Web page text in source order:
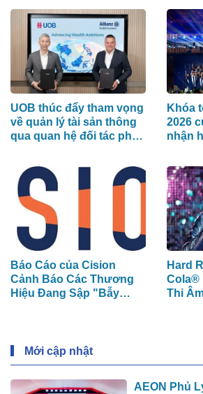
các biện pháp bảo vệ xã
Tranh
100
UOB thúc đẩy tham vọng
về quản lý tài sản thông
qua quan hệ đối tác phân
Allianz Global Investors
Khóa
2026
nhận
trung
34,5
Báo Cáo của Cision
Cảnh Báo Các Thương
Hiệu Đang Sập "Bẫy
Hard
Cola®
Thi
Mới cập nhật
AEON Phủ